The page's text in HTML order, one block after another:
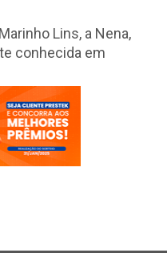
Lins, a Nena,
conhecida em